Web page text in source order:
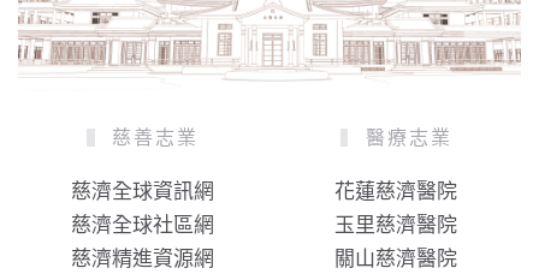
慈善志業
慈濟全球資訊網
慈濟全球社區網
慈濟精進資源網
醫療志業
花蓮慈濟醫院
玉里慈濟醫院
關山慈濟醫院